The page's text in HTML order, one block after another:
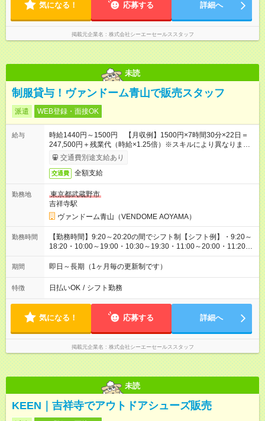
気になる！ 応募する 詳細へ
掲載元企業名 株式会社シーエーセールススタッフ
未読
制服貸与！ヴァンドーム青山で販売スタッフ
派遣 WEB登録・面接OK
給与
時給1440円～1500円 【月収例】1500円×7時間30分×22日＝
247,500円＋残業代（時給×1.25倍）※スキルにより異なりま
す。交通費別途支給あり
交通費 全額支給
勤務地
東京都武蔵野市
吉祥寺駅
ヴァンドーム青山（VENDOME AOYAMA）
勤務時間
【勤務時間】9:20～20:20の間でシフト制【シフト例】・9:20～
18:20・10:00～19:00・10:30～19:30・11:00～20:00・11:20～
20:20実働7時間30分／休憩90分
期間 即日～長期（1ヶ月毎の更新制です）
特徴 日払いOK / シフト勤務
気になる！ 応募する 詳細へ
掲載元企業名 株式会社シーエーセールススタッフ
未読
KEEN｜吉祥寺でアウトドアシューズ販売